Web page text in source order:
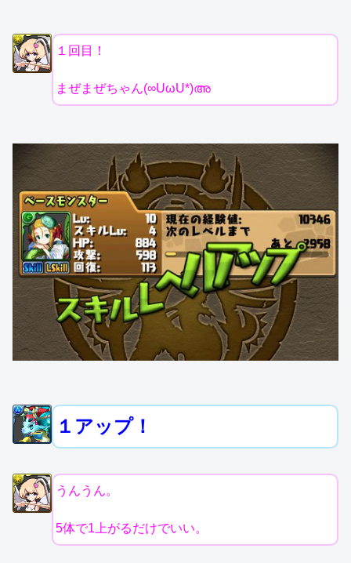
１回目！
まぜまぜちゃん(∞UωU*)അ
１アップ！
うんうん。
5体で1上がるだけでいい。